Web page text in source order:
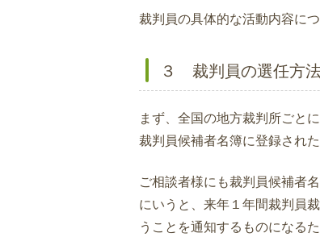
裁判員の具体的な活動内容に
３ 裁判員の選任方
まず、全国の地方裁判所ごと
裁判員候補者名簿に登録され
ご相談者様にも裁判員候補者
にいうと、来年１年間裁判員
うことを通知するものになるた